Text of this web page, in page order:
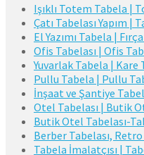
Işıklı Totem Tabela |
Çatı Tabelası Yapım |
El Yazımı Tabela | Fırça
Ofis Tabelası | Ofis
Yuvarlak Tabela | Kare
Pullu Tabela | Pullu
İnşaat ve Şantiye
Otel Tabelası | Butik
Butik Otel Tabelası-
Berber Tabelası,
Tabela İmalatçısı |